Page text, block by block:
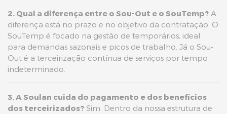
2. Qual a diferença entre o Sou-Out e o SouTemp? A
diferença está no prazo e no objetivo da contratação. O
SouTemp é focado na gestão de temporários, ideal
para demandas sazonais e picos de trabalho. Já o Sou-
Out é a terceirização contínua de serviços por tempo
indeterminado.
3. A Soulan cuida do pagamento e dos benefícios
dos terceirizados? Sim. Dentro da nossa estrutura de